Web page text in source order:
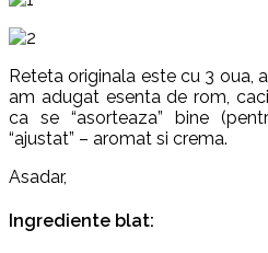
Reteta originala este cu 3 oua,
am adugat esenta de rom,
ca se “asorteaza” bine
“ajustat” – aromat si crema.
Asadar,
Ingrediente blat: